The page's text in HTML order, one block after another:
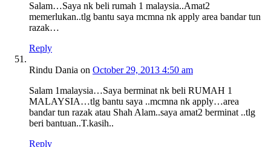
Salam…Saya nk beli rumah 1 malaysia..Amat2
memerlukan..tlg bantu saya mcmna nk apply area bandar tun
razak…
Reply
Rindu Dania on October 29, 2013 4:50 am
Salam 1malaysia…Saya berminat nk beli RUMAH 1
MALAYSIA…tlg bantu saya ..mcmna nk apply…area
bandar tun razak atau Shah Alam..saya amat2 berminat ..tlg
beri bantuan..T.kasih..
Reply